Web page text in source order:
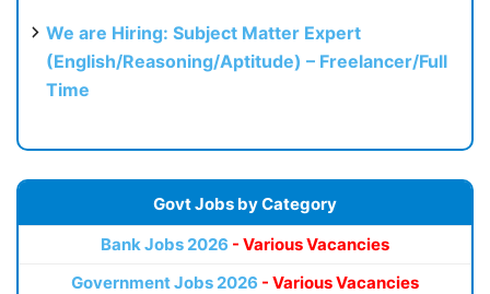
We are Hiring: Subject Matter Expert
(English/Reasoning/Aptitude) – Freelancer/Full
Time
Govt Jobs by Category
Bank Jobs 2026 - Various Vacancies
Government Jobs 2026 - Various Vacancies